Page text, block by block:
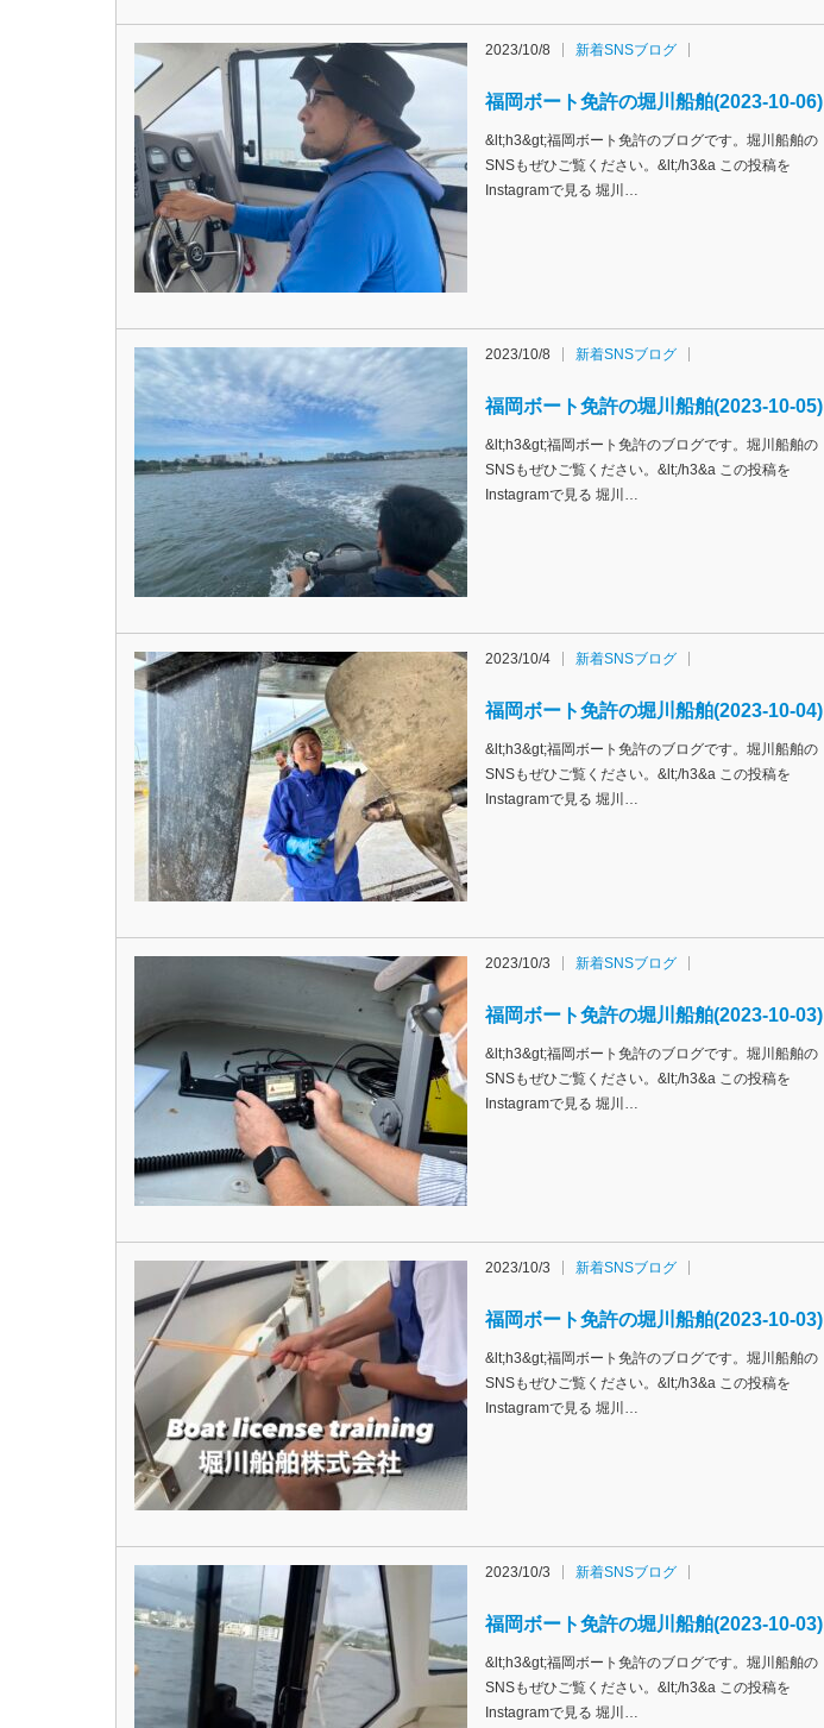
2023/10/8 新着SNSブログ
福岡ボート免許の堀川船舶(2023-10-06)
&lt;h3&gt;福岡ボート免許のブログです。堀川船舶の
SNSもぜひご覧ください。&lt;/h3&a この投稿を
Instagramで見る 堀川…
2023/10/8 新着SNSブログ
福岡ボート免許の堀川船舶(2023-10-05)
&lt;h3&gt;福岡ボート免許のブログです。堀川船舶の
SNSもぜひご覧ください。&lt;/h3&a この投稿を
Instagramで見る 堀川…
2023/10/4 新着SNSブログ
福岡ボート免許の堀川船舶(2023-10-04)
&lt;h3&gt;福岡ボート免許のブログです。堀川船舶の
SNSもぜひご覧ください。&lt;/h3&a この投稿を
Instagramで見る 堀川…
2023/10/3 新着SNSブログ
福岡ボート免許の堀川船舶(2023-10-03)
&lt;h3&gt;福岡ボート免許のブログです。堀川船舶の
SNSもぜひご覧ください。&lt;/h3&a この投稿を
Instagramで見る 堀川…
2023/10/3 新着SNSブログ
福岡ボート免許の堀川船舶(2023-10-03)
&lt;h3&gt;福岡ボート免許のブログです。堀川船舶の
SNSもぜひご覧ください。&lt;/h3&a この投稿を
Instagramで見る 堀川…
2023/10/3 新着SNSブログ
福岡ボート免許の堀川船舶(2023-10-03)
&lt;h3&gt;福岡ボート免許のブログです。堀川船舶の
SNSもぜひご覧ください。&lt;/h3&a この投稿を
Instagramで見る 堀川…